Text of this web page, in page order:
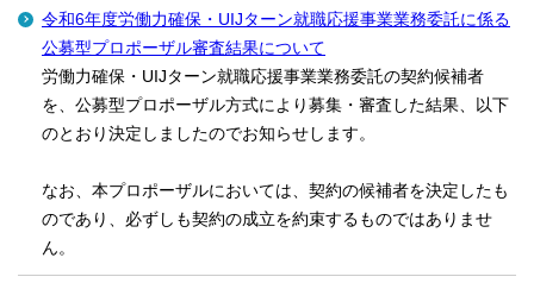
令和6年度労働力確保・UIJターン就職応援事業業務委託に係る
公募型プロポーザル審査結果について
労働力確保・UIJターン就職応援事業業務委託の契約候補者
を、公募型プロポーザル方式により募集・審査した結果、以下
のとおり決定しましたのでお知らせします。
なお、本プロポーザルにおいては、契約の候補者を決定したも
のであり、必ずしも契約の成立を約束するものではありませ
ん。